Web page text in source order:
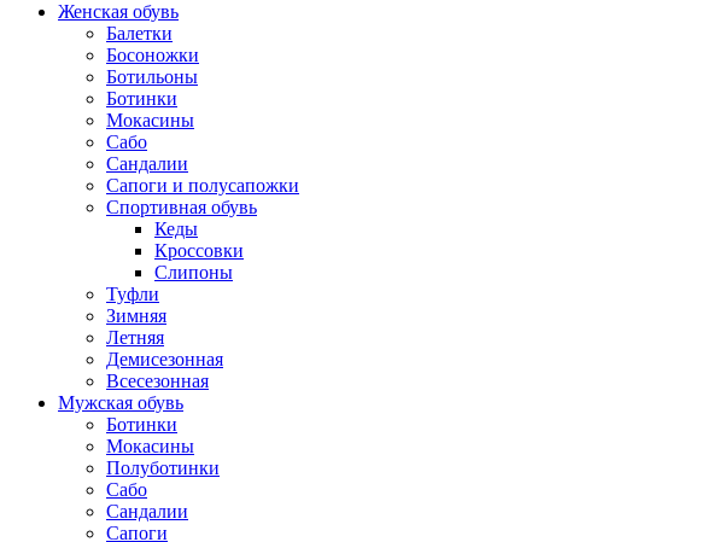
Женская обувь
Балетки
Босоножки
Ботильоны
Ботинки
Мокасины
Сабо
Сандалии
Сапоги и полусапожки
Спортивная обувь
Кеды
Кроссовки
Слипоны
Туфли
Зимняя
Летняя
Демисезонная
Всесезонная
Мужская обувь
Ботинки
Мокасины
Полуботинки
Сабо
Сандалии
Сапоги